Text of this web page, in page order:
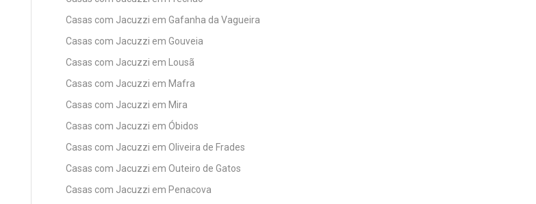
Casas com Jacuzzi em Gafanha da Vagueira
Casas com Jacuzzi em Gouveia
Casas com Jacuzzi em Lousã
Casas com Jacuzzi em Mafra
Casas com Jacuzzi em Mira
Casas com Jacuzzi em Óbidos
Casas com Jacuzzi em Oliveira de Frades
Casas com Jacuzzi em Outeiro de Gatos
Casas com Jacuzzi em Penacova